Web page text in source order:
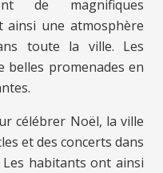
de magnifiques
ainsi une atmosphère
toute la ville. Les
promenades en
célébrer Noël, la ville
et des concerts dans
habitants ont ainsi